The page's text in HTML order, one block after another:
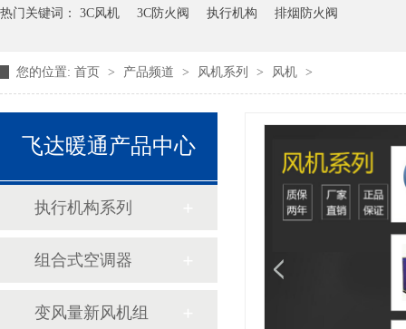
热门关键词： 3C风机 3C防火阀 执行机构 排烟防火阀
您的位置: 首页 > 产品频道 > 风机系列 > 风机 >
飞达暖通产品中心
执行机构系列
组合式空调器
变风量新风机组